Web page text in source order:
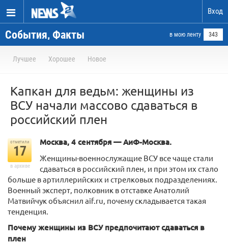
Вход
События, Факты в мою ленту 343
Лучшее Хорошее Новое
Капкан для ведьм: женщины из
ВСУ начали массово сдаваться в
российский плен
отметили
17
в архиве
Москва, 4 сентября — АиФ-Москва.
Женщины-военнослужащие ВСУ все чаще стали
сдаваться в российский плен, и при этом их стало
больше в артиллерийских и стрелковых подразделениях.
Военный эксперт, полковник в отставке Анатолий
Матвийчук объяснил aif.ru, почему складывается такая
тенденция.
Почему женщины из ВСУ предпочитают сдаваться в
плен